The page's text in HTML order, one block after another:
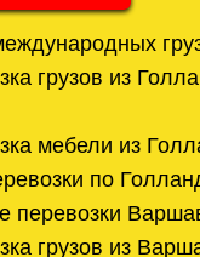
грузов из
мебели из
по
перевозки
грузов из